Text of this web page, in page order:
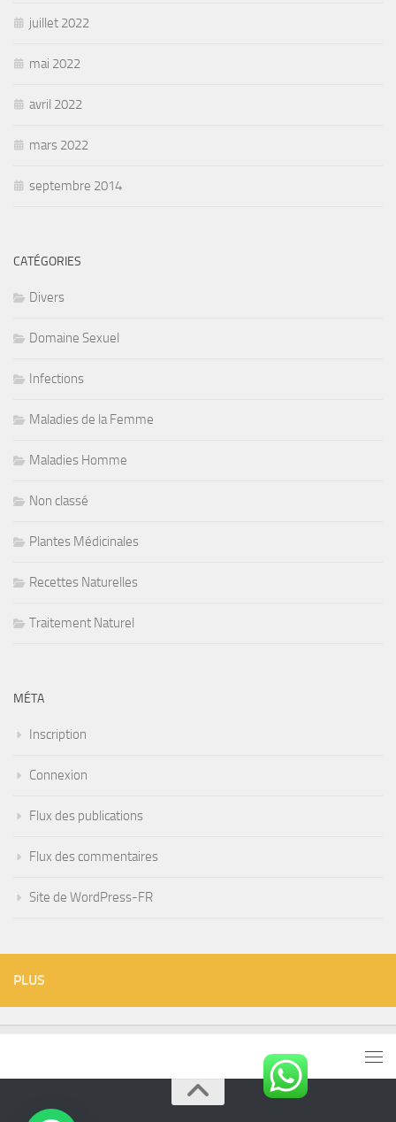
juillet 2022
mai 2022
avril 2022
mars 2022
septembre 2014
CATÉGORIES
Divers
Domaine Sexuel
Infections
Maladies de la Femme
Maladies Homme
Non classé
Plantes Médicinales
Recettes Naturelles
Traitement Naturel
MÉTA
Inscription
Connexion
Flux des publications
Flux des commentaires
Site de WordPress-FR
PLUS